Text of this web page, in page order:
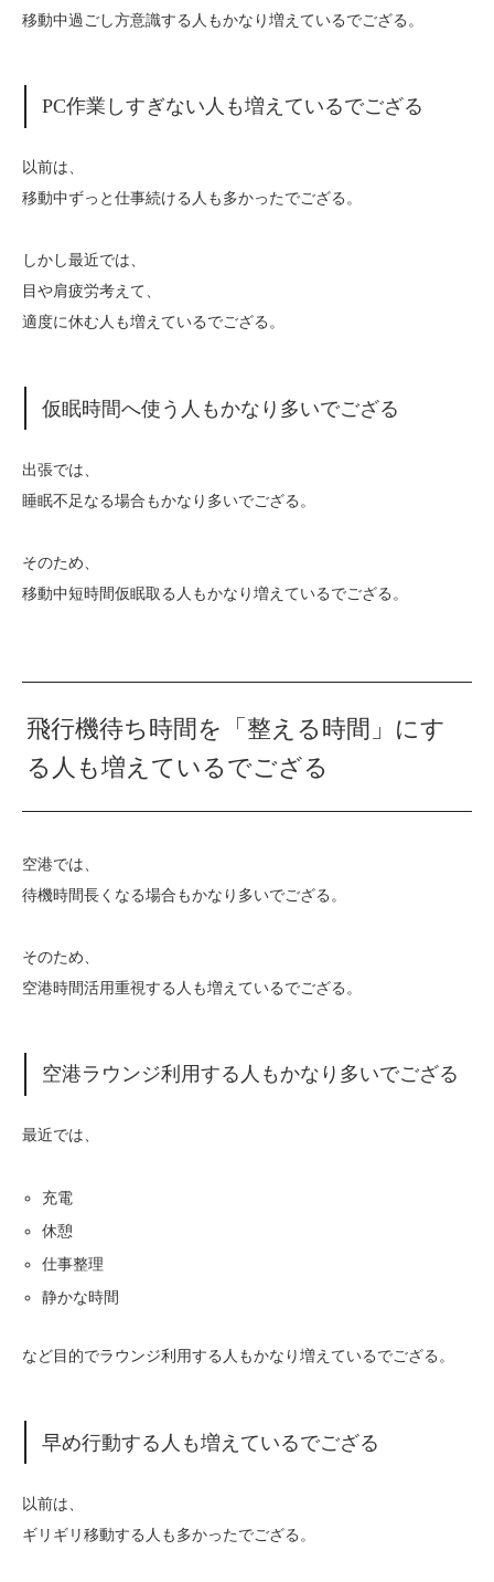
移動中過ごし方意識する人もかなり増えているでござる。
PC作業しすぎない人も増えているでござる
以前は、
移動中ずっと仕事続ける人も多かったでござる。
しかし最近では、
目や肩疲労考えて、
適度に休む人も増えているでござる。
仮眠時間へ使う人もかなり多いでござる
出張では、
睡眠不足なる場合もかなり多いでござる。
そのため、
移動中短時間仮眠取る人もかなり増えているでござる。
飛行機待ち時間を「整える時間」にす
る人も増えているでござる
空港では、
待機時間長くなる場合もかなり多いでござる。
そのため、
空港時間活用重視する人も増えているでござる。
空港ラウンジ利用する人もかなり多いでござる
最近では、
充電
休憩
仕事整理
静かな時間
など目的でラウンジ利用する人もかなり増えているでござる。
早め行動する人も増えているでござる
以前は、
ギリギリ移動する人も多かったでござる。